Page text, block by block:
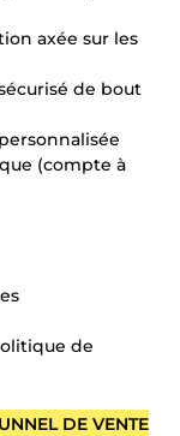
axée sur les
de bout
(compte à
de
DE VENTE